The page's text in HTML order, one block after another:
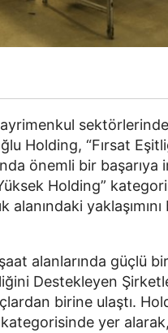
Holding, “Fırsat
önemli bir başarıya
Holding”
alanındaki
alanlarında güçlü
Destekleyen
birine ulaştı.
yer